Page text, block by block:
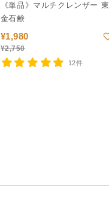
《単品》マルチクレンザー 東
金石鹸
¥1,980
¥2,750
12件